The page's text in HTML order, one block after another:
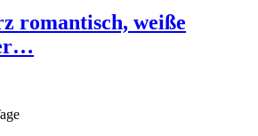
romantisch, weiße